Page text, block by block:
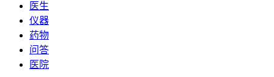
医生
仪器
药物
问答
医院